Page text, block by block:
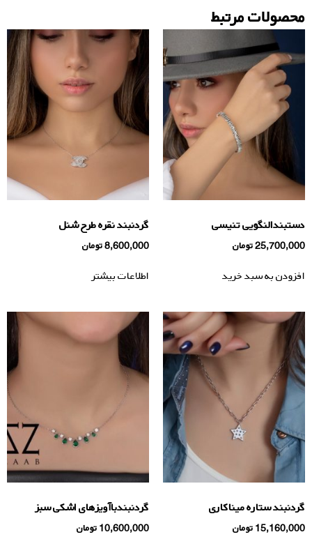
محصولات مرتبط
دستبندالنگویی تنیسی
25,700,000تومان
افزودن به سبد خرید
گردنبند نقره طرح شنل
8,600,000تومان
اطلاعات بیشتر
گردنبند ستاره میناکاری
15,160,000 تومان
گردنبندباآویزهای اشکی سبز
10,600,000 تومان